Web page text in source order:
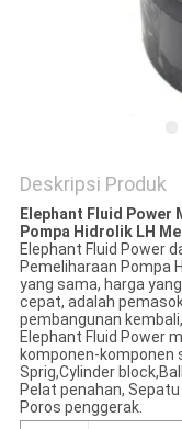
Deskripsi Produk
Elephant Fluid Power
Pompa Hidrolik LH
Elephant Fluid Power
Pemeliharaan Pompa
yang sama, harga
cepat, adalah
pembangunan
Elephant Fluid Power
komponen-komponen
Sprig,Cylinder
Pelat penahan,
Poros penggerak.